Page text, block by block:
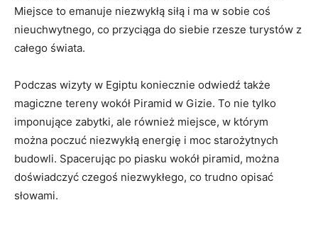
Miejsce⁣ to ‍emanuje ⁣niezwykłą siłą​ i ma w‌ sobie coś
nieuchwytnego, co przyciąga⁤ do siebie ‍rzesze‌ turystów z
całego świata.
Podczas wizyty w Egiptu koniecznie odwiedź także
magiczne ​tereny wokół ⁤Piramid w Gizie. ⁣To nie tylko
imponujące zabytki, ale ​również ⁢miejsce, ​w którym
można⁤ poczuć niezwykłą energię i ⁣moc starożytnych
budowli. Spacerując⁢ po ⁤piasku wokół⁢ piramid, można
doświadczyć czegoś niezwykłego, co trudno opisać⁢
słowami.